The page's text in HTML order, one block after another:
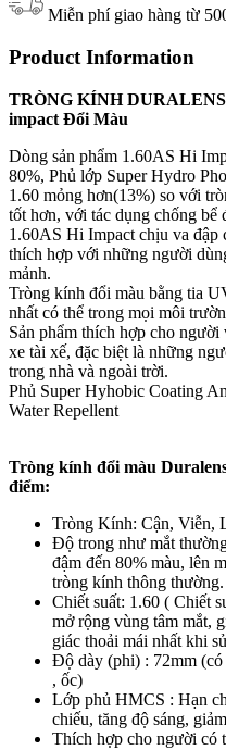
Miễn phí giao hàng từ
Product Information
TRÒNG KÍNH
impact Đổi Màu
Dòng sản phẩm 1.60AS Hi
80%, Phủ lớp Super Hydro
1.60 mỏng hơn(13%) so với
tốt hơn, với tác dụng chống bể
1.60AS Hi Impact chịu va đập
thích hợp với những người
mảnh.
Tròng kính đổi màu bằng tia
nhất có thể trong mọi môi
Sản phẩm thích hợp cho
xe tài xế, đặc biệt là những
trong nhà và ngoài trời.
Phủ Super Hyhobic Coating
Water Repellent
Tròng kính đổi màu
điểm:
Tròng Kính: Cận, Viễn,
Độ trong như mắt
đậm đến 80% màu, lên
tròng kính thông thường.
Chiết suất: 1.60 ( Chiết
mở rộng vùng tâm mắt,
giác thoải mái nhất khi
Độ dày (phi) : 72mm
, ốc)
Lớp phủ HMCS : Hạn
chiếu, tăng độ sáng,
Thích hợp cho người có